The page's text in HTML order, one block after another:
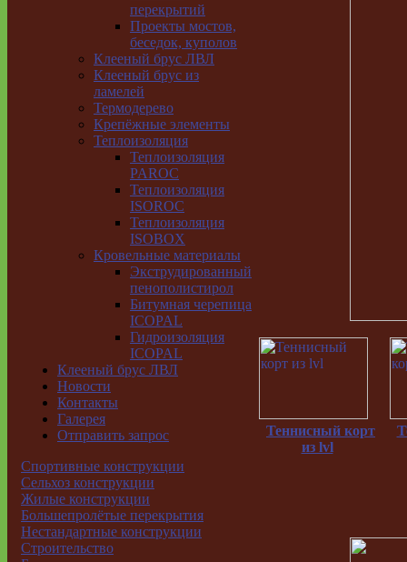
перекрытий
Проекты мостов,
беседок, куполов
Клееный брус ЛВЛ
Клееный брус из
ламелей
Термодерево
Крепёжные элементы
Теплоизоляция
Теплоизоляция
PAROC
Теплоизоляция
ISOROC
Теплоизоляция
ISOBOX
Кровельные материалы
Экструдированный
пенополистирол
Битумная черепица
ICOPAL
Гидроизоляция
ICOPAL
Клееный брус ЛВЛ
Новости
Контакты
Галерея
Отправить запрос
Спортивные конструкции
Сельхоз конструкции
Жилые конструкции
Большепролётые перекрытия
Нестандартные конструкции
Строительство
Теннисный корт
из lvl